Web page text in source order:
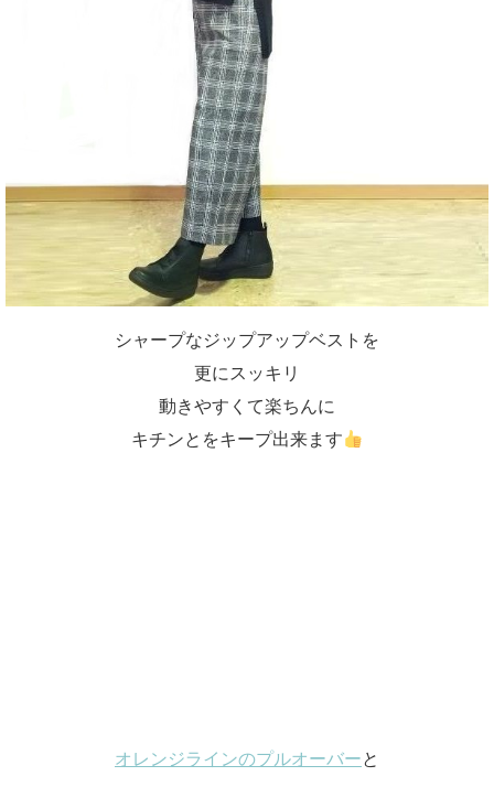
シャープなジップアップベストを
更にスッキリ
動きやすくて楽ちんに
キチンとをキープ出来ます
オレンジラインのプルオーバーと